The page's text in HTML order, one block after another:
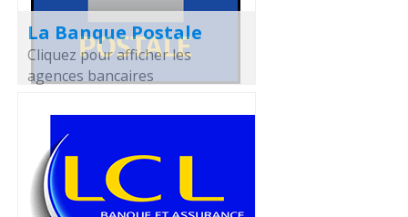
La Banque Postale
Cliquez pour afficher les
agences bancaires